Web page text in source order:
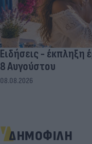
Ειδήσεις - έκπληξη
8 Αυγούστου
08.08.2026
ΔΗΜΟΦΙΛΗ